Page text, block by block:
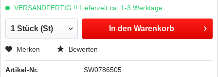
VERSANDFERTIG !! Lieferzeit ca. 1-3 Werktage
In den Warenkorb
Merken Bewerten
Artikel-Nr. SW0786505